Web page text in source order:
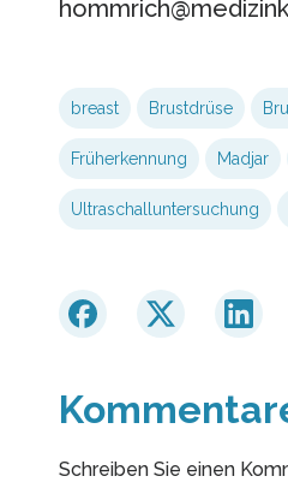
breast Brustdrüse
Früherkennung Madjar
Ultraschalluntersuchung
Schreiben Sie einen